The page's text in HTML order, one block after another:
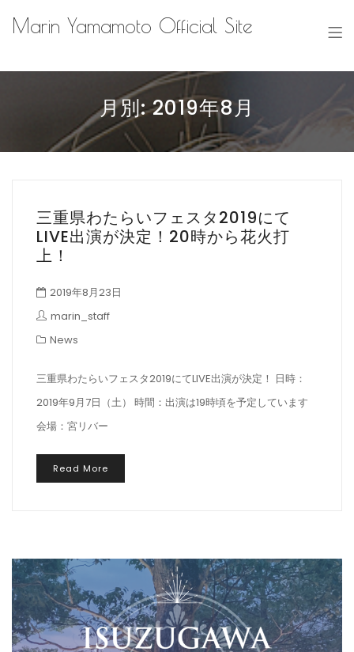
Marin Yamamoto Official Site
月別: 2019年8月
三重県わたらいフェスタ2019にて
LIVE出演が決定！20時から花火打
上！
2019年8月23日
marin_staff
News
三重県わたらいフェスタ2019にてLIVE出演が決定！ 日時：
2019年9月7日（土） 時間：出演は19時頃を予定しています
会場：宮リバー
Read More